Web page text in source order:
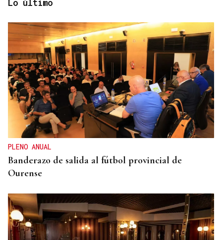
QUEN CHO DIXO
¿Sabe usted que alguien está derrochando el agua
de todos los vecinos de Xunqueira de Ambía?
Lo último
PLENO ANUAL
Banderazo de salida al fútbol provincial de
Ourense